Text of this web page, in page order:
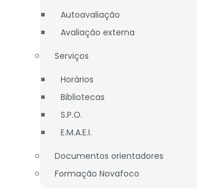
Autoavaliação
Avaliação externa
Serviços
Horários
Bibliotecas
S.P.O.
E.M.A.E.I.
Documentos orientadores
Formação Novafoco